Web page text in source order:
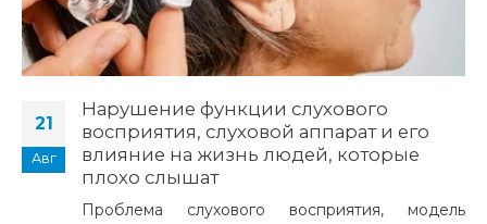
21
Авг
Нарушение функции слухового
восприятия, слуховой аппарат и его
влияние на жизнь людей, которые
плохо слышат
Проблема слухового восприятия, модель